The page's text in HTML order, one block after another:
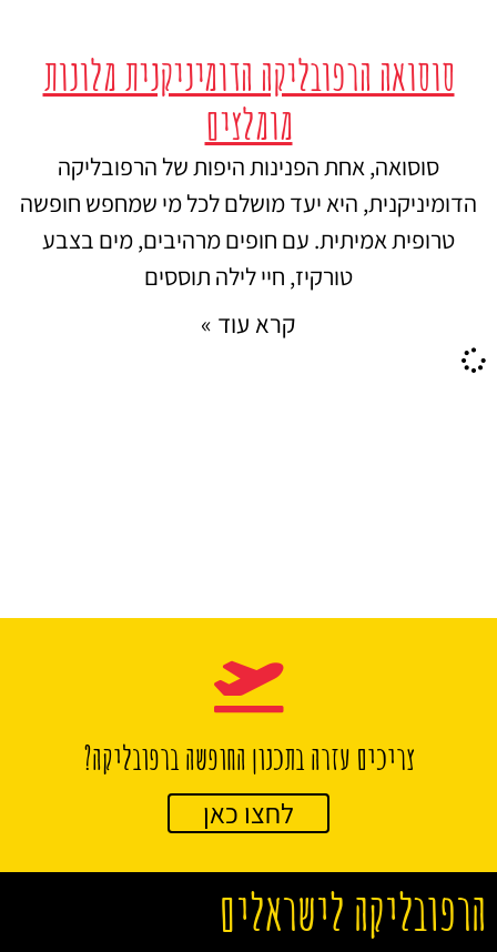
סוסואה הרפובליקה הדומיניקנית מלונות
מומלצים
סוסואה, אחת הפנינות היפות של הרפובליקה
הדומיניקנית, היא יעד מושלם לכל מי שמחפש חופשה
טרופית אמיתית. עם חופים מרהיבים, מים בצבע
טורקיז, חיי לילה תוססים
קרא עוד »
צריכים עזרה בתכנון החופשה ברפובליקה?
לחצו כאן
הרפובליקה לישראלים